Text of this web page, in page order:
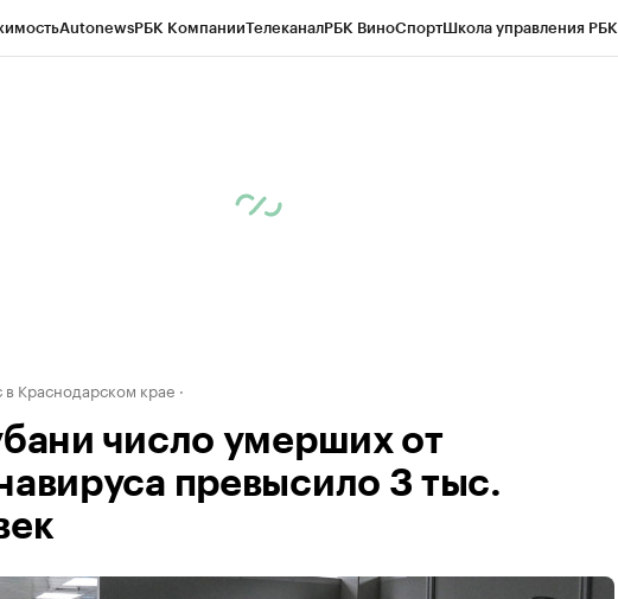
AutonewsРБК КомпанииТелеканалРБК ВиноСпортШкола управления РБК
Краснодарском крае
число умерших от
превысило 3 тыс.